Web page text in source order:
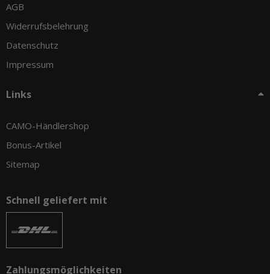
AGB
Widerrufsbelehrung
Datenschutz
Impressum
Links
CAMO-Händlershop
Bonus-Artikel
Sitemap
Schnell geliefert mit
Zahlungsmöglichkeiten